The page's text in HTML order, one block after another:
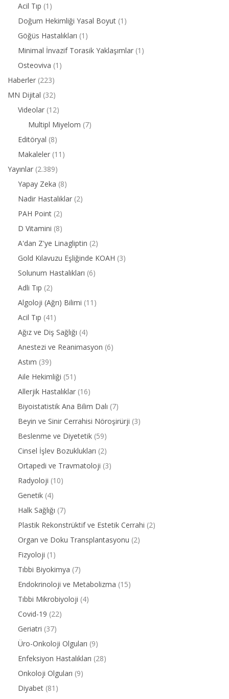
Acil Tıp (1)
Doğum Hekimliği Yasal Boyut (1)
Göğüs Hastalıkları (1)
Minimal İnvazif Torasik Yaklaşımlar (1)
Osteoviva (1)
Haberler (223)
MN Dijital (32)
Videolar (12)
Multipl Miyelom (7)
Editöryal (8)
Makaleler (11)
Yayınlar (2.389)
Yapay Zeka (8)
Nadir Hastalıklar (2)
PAH Point (2)
D Vitamini (8)
A'dan Z'ye Linagliptin (2)
Gold Kılavuzu Eşliğinde KOAH (3)
Solunum Hastalıkları (6)
Adli Tıp (2)
Algoloji (Ağrı) Bilimi (11)
Acil Tıp (41)
Ağız ve Diş Sağlığı (4)
Anestezi ve Reanimasyon (6)
Astım (39)
Aile Hekimliği (51)
Allerjik Hastalıklar (16)
Biyoistatistik Ana Bilim Dalı (7)
Beyin ve Sinir Cerrahisi Nöroşirürji (3)
Beslenme ve Diyetetik (59)
Cinsel İşlev Bozuklukları (2)
Ortapedi ve Travmatoloji (3)
Radyoloji (10)
Genetik (4)
Halk Sağlığı (7)
Plastik Rekonstrüktif ve Estetik Cerrahi (2)
Organ ve Doku Transplantasyonu (2)
Fizyoloji (1)
Tıbbi Biyokimya (7)
Endokrinoloji ve Metabolizma (15)
Tıbbi Mikrobiyoloji (4)
Covid-19 (22)
Geriatri (37)
Üro-Onkoloji Olguları (9)
Enfeksiyon Hastalıkları (28)
Onkoloji Olguları (9)
Diyabet (81)